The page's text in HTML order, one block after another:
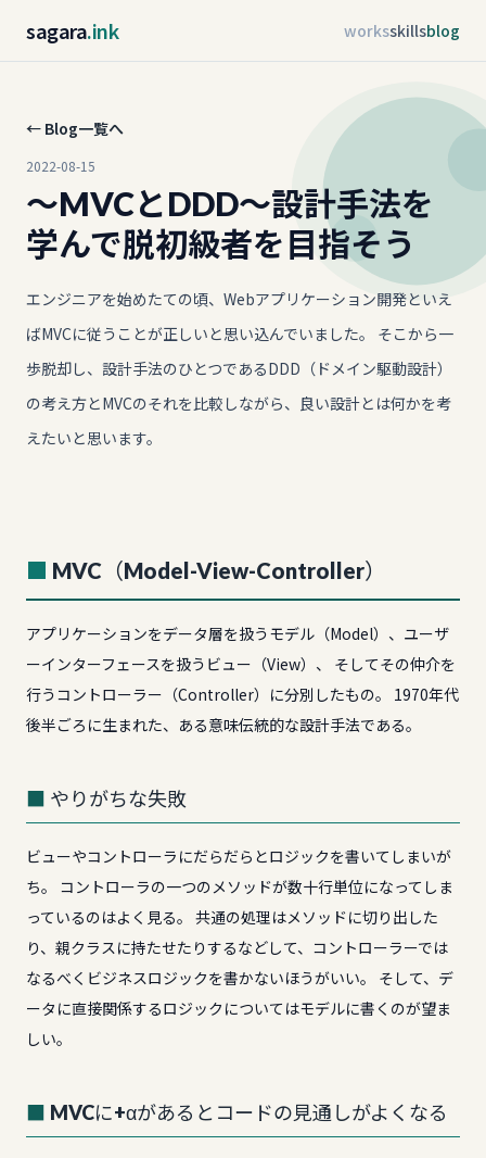
sagara.ink worksskillsblog
← Blog一覧へ
2022-08-15
〜MVCとDDD〜設計手法を
学んで脱初級者を目指そう
エンジニアを始めたての頃、Webアプリケーション開発といえ
ばMVCに従うことが正しいと思い込んでいました。 そこから一
歩脱却し、設計手法のひとつであるDDD（ドメイン駆動設計）
の考え方とMVCのそれを比較しながら、良い設計とは何かを考
えたいと思います。
MVC（Model-View-Controller）
アプリケーションをデータ層を扱うモデル（Model）、ユーザ
ーインターフェースを扱うビュー（View）、 そしてその仲介を
行うコントローラー（Controller）に分別したもの。 1970年代
後半ごろに生まれた、ある意味伝統的な設計手法である。
やりがちな失敗
ビューやコントローラにだらだらとロジックを書いてしまいが
ち。 コントローラの一つのメソッドが数十行単位になってしま
っているのはよく見る。 共通の処理はメソッドに切り出した
り、親クラスに持たせたりするなどして、コントローラーでは
なるべくビジネスロジックを書かないほうがいい。 そして、デ
ータに直接関係するロジックについてはモデルに書くのが望ま
しい。
MVCに+αがあるとコードの見通しがよくなる